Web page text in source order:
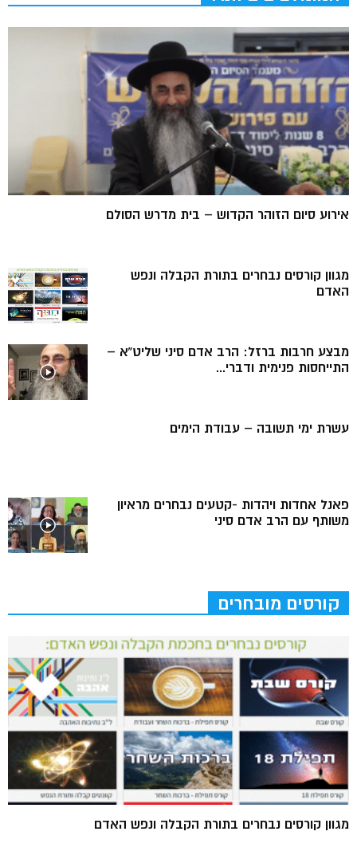
אירוע סיום הזוהר הקדוש – בית מדרש הסולם
מגוון קורסים נבחרים בתורת הקבלה ונפש
האדם
מבצע חרבות ברזל: הרב אדם סיני שליט”א –
התייחסות פנימית ודברי...
עשרת ימי תשובה – עבודת הימים
פאנל אחדות ויהדות -קטעים נבחרים מראיון
משותף עם הרב אדם סיני
קורסים מובחרים
מגוון קורסים נבחרים בתורת הקבלה ונפש האדם